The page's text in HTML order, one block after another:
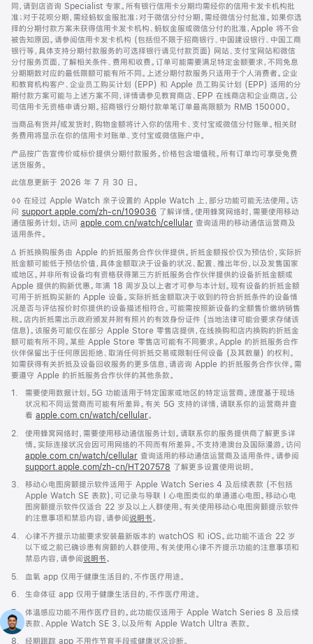
同，请到店咨询 Specialist 专家。所有银行信用卡分期均需经你的信用卡发卡机构批
准；对于花呗分期，需经蚂蚁金服批准；对于微信分付分期，需经微信分付批准。如果你选
择的分期付款方案未获得信用卡发卡机构、蚂蚁金服或微信分付的批准，Apple 将不会
被告知原因。请参阅信用卡发卡机构 (包括但不限于招商银行、中国建设银行、中国工商
银行等，具体支持分期付款服务的可选择银行请见付款页面) 网站、支付宝网站和微信
分付服务页面，了解相关条件、费用和收费。订单可能需要满足特定金额要求，不同免息
分期期数对应的最低限额可能有所不同。上述分期付款服务只适用于个人消费者。企业
和教育机构客户、企业员工购买计划 (EPP) 和 Apple 员工购买计划 (EPP) 适用的分
期付款方案可能与上述方案不同，详情请参见教育商店、EPP 在线商店和企业商店。公
司信用卡无资格申请分期。招商银行分期付款单笔订单最高限额为 RMB 150000。
当商品有货并/或发货时，购物金额将计入你的信用卡、支付宝或微信分付账单。相关财
务费用将显示在你的信用卡对账单、支付宝或微信账户中。
产品按广告宣传价或标价提供分期付款服务。价格包含增值税。所有订单均可享受免费
送货服务。
此信息更新于 2026 年 7 月 30 日。
脚
注
◊◊ 在经过 Apple Watch 亲子设置的 Apple Watch 上，部分功能可能无法使用。访
问 support.apple.com/zh-cn/109036 (在
新
中
打
开)
了解详情。使用蜂窝网络时，需要使用移动
通信服务计划。访问 apple.com.cn/watch/cellular 查询适用的移动通信运营商及
适用条件。
脚
注
∆ 折抵换购服务由 Apple 的折抵服务合作伙伴提供。折抵金额报价仅为预估价，实际折
抵金额可能低于预估价值，具体金额取决于设备的状况、配置、推出年份，以及发售国家
或地区。并非所有设备均有资格获得第三方折抵服务合作伙伴提供的设备折抵金额或
Apple 提供的购新优惠。年满 18 周岁及以上者才可参与本计划。现有设备的折抵金额
可用于折抵购买新的 Apple 设备。实际折抵金额取决于收到的符合折抵条件的设备情
况是否与评估报价时你提供的设备描述相符合。可能需按照新设备的全额售价缴纳销售
税。店内折抵需出示政府颁发并附有照片的有效身份证件 (当地法律可能会要求存储该
信息)。该服务可能仅在部分 Apple Store 零售店提供，在线换购和店内换购的折抵金
额可能有所不同。某些 Apple Store 零售店可能有不同要求。Apple 的折抵服务合作
伙伴保留出于任何原因拒绝、取消任何折抵交易或限制任何设备 (及其数量) 的权利。
如需获得有关折抵及设备回收服务的更多信息，请咨询 Apple 的折抵服务合作伙伴。需
要遵守 Apple 的折抵服务合作伙伴的其他条款。
脚
1.
需要使用数据计划。5G 功能适用于特定国家或地区的特定运营商。速度基于现场
状况和不同运营商而可能有所差异。有关 5G 支持的详情，请联系你的运营商并查
看 apple.com.cn/watch/cellular。
脚
2.
使用蜂窝网络时，需要使用移动通信服务计划。请联系你的服务提供商了解更多详
情。实际连接状况会因可用网络的不同而有所差异。不支持港澳台及国际漫游。访问
apple.com.cn/watch/cellular 查询适用的移动通信运营商及适用条件。请参阅
support.apple.com/zh-cn/HT207578 (在
窗
口
中
开)
了解更多设置使用说明。
脚
3.
移动心电图房颤提示软件适用于 Apple Watch Series 4 及后续表款 (不包括
Apple Watch SE 表款)，可记录与导联 I 心电图类似的单通道心电图。移动心电
图房颤提示软件仅适合 22 岁及以上人群使用。有关使用移动心电图房颤提示软件
的注意事项和禁忌内容，请参阅 说明书。
脚
4.
心律不齐提示功能要求安装最新版本的 watchOS 和 iOS。此功能不适合 22 岁
以下或之前已确诊患有房颤的人群使用。有关使用心律不齐提示功能的注意事项和
禁忌内容，请参阅说明书。
脚
5. 血氧 app 仅用于健康生活目的，不作医疗用途。
脚
6. 生命体征 app 仅用于健康生活目的，不作医疗用途。
脚
注
7.
体温感应功能不用作医疗目的。此功能仅适用于 Apple Watch Series 8 及后续
表款、Apple Watch SE 3，以及所有 Apple Watch Ultra 表款。
脚
8. 经期跟踪 app 不用作节育手段或健康状况诊断。